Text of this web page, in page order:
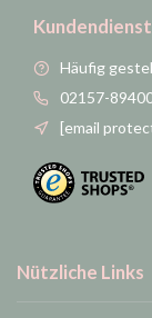
Kundendienst
Häufig
02157-
[email
Nützliche Links